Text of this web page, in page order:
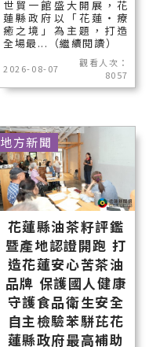
世貿一館盛大開展，花
蓮縣政府以「花蓮‧療
癒之境」為主題，打造
全場最...（繼續閱讀）
2026-08-07
觀看人次：
8057
花蓮縣油茶籽評鑑
暨產地認證開跑 打
造花蓮安心苦茶油
品牌 保護國人健康
守護食品衛生安全
自主檢驗苯駢芘花
蓮縣政府最高補助
地方新聞